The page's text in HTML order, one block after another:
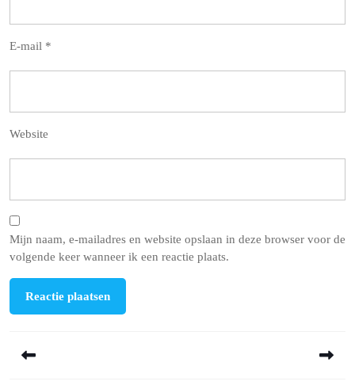
E-mail *
Website
Mijn naam, e-mailadres en website opslaan in deze browser voor de
volgende keer wanneer ik een reactie plaats.